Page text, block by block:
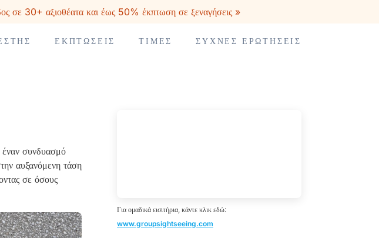
σε 30+ αξιοθέατα και έως 50% έκπτωση σε ξεναγήσεις »
ΕΚΠΤΏΣΕΙΣ ΤΙΜΈΣ ΣΥΧΝΈΣ ΕΡΩΤΉΣΕΙΣ
έναν συνδυασμό
αυξανόμενη τάση
σε όσους
Για ομαδικά εισιτήρια, κάντε κλικ εδώ:
www.groupsightseeing.com